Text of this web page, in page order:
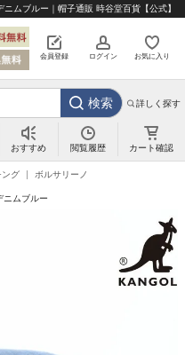
ムブルー｜帽子通販 時谷堂百貨【公式】
会員登録 ログイン お気に入り
検索 詳しく探す
おすすめ 閲覧履歴 カート確認
ング ボルサリーノ
ニムブルー